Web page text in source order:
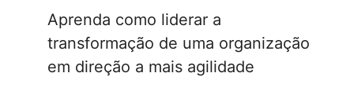
Aprenda como liderar a
transformação de uma organização
em direção a mais agilidade